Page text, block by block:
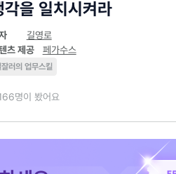
각을 일치시켜라
길영로
츠 제공
페가수스
러의 업무스킬
명이 봤어요